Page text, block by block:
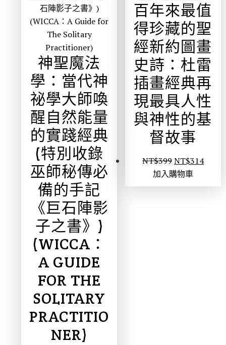
神聖魔法
學：當代神
祕學大師喚
醒自然能量
的實踐經典
(特別收錄
巫師秘傳必
備的手記
《巨石陣影
子之書》)
(WICCA：
A GUIDE
FOR THE
SOLITARY
PRACTITIO
NER)
百年來最值
得珍藏的聖
經新約圖畫
史詩：杜雷
插畫經典再
現最具人性
與神性的基
督故事
NT$399NT$314
加入購物車